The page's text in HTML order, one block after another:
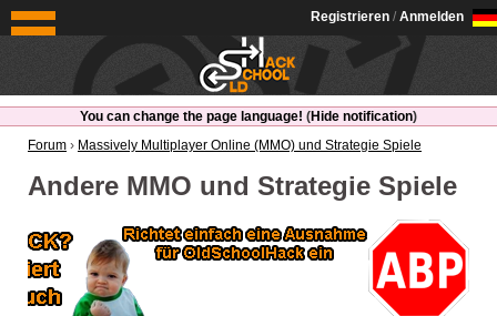
OldSchoolHack
Registrieren / Anmelden
You can change the page language! (Hide notification)
Forum › Massively Multiplayer Online (MMO) und Strategie Spiele
Andere MMO und Strategie Spiele